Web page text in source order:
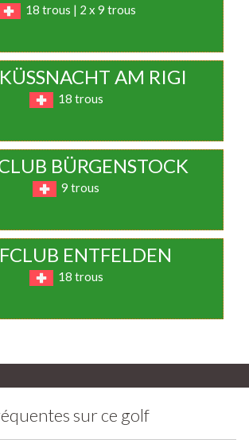
18 trous | 2 x 9 trous
AM RIGI
18 trous
BÜRGENSTOCK
9 trous
ENTFELDEN
18 trous
sur ce golf